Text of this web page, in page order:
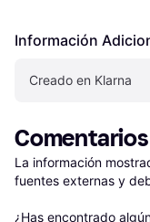
Información
Creado en Klarna
Comentarios
La información
fuentes externas y
¿Has encontrado